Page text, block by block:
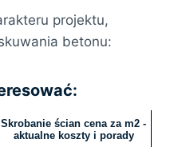
projektu,
betonu:
Skrobanie ścian cena za m2 -
aktualne koszty i porady